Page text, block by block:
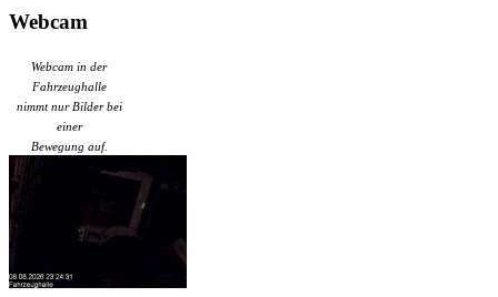
Webcam
Webcam in der
Fahrzeughalle
nimmt nur Bilder bei
einer
Bewegung auf.